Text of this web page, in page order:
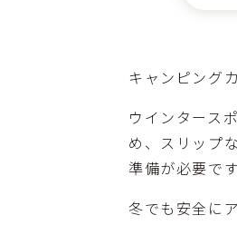
キャンピング
ウインタース
め、スリップ
準備が必要で
冬でも安全に